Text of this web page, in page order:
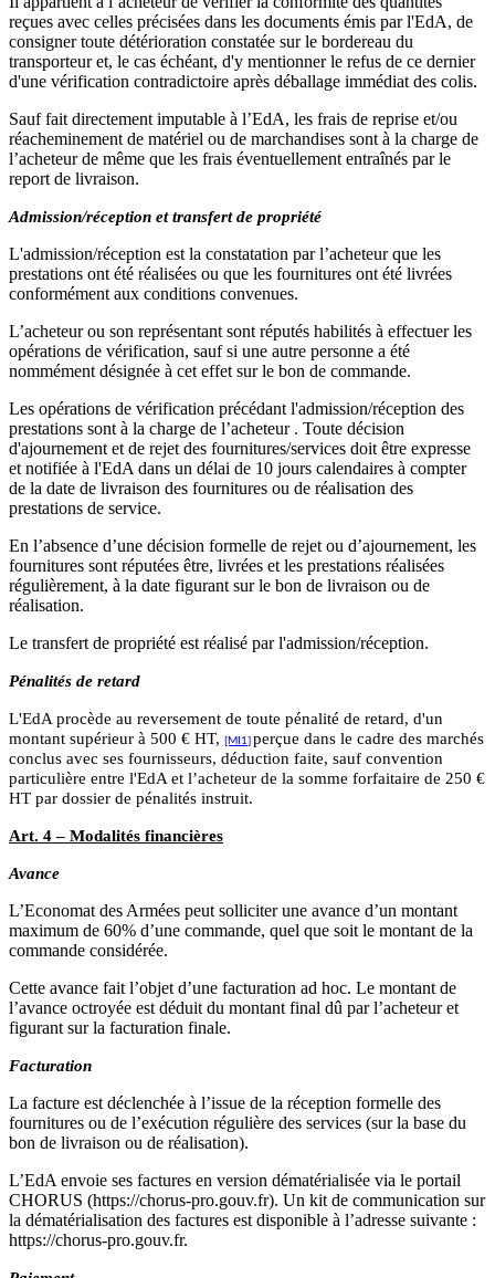
reçues avec celles précisées dans les documents émis par l'EdA, de
consigner toute détérioration constatée sur le bordereau du
transporteur et, le cas échéant, d'y mentionner le refus de ce dernier
d'une vérification contradictoire après déballage immédiat des colis.
Sauf fait directement imputable à l’EdA, les frais de reprise et/ou
réacheminement de matériel ou de marchandises sont à la charge de
l’acheteur de même que les frais éventuellement entraînés par le
report de livraison.
Admission/réception et transfert de propriété
L'admission/réception est la constatation par l’acheteur que les
prestations ont été réalisées ou que les fournitures ont été livrées
conformément aux conditions convenues.
L’acheteur ou son représentant sont réputés habilités à effectuer les
opérations de vérification, sauf si une autre personne a été
nommément désignée à cet effet sur le bon de commande.
Les opérations de vérification précédant l'admission/réception des
prestations sont à la charge de l’acheteur . Toute décision
d'ajournement et de rejet des fournitures/services doit être expresse
et notifiée à l'EdA dans un délai de 10 jours calendaires à compter
de la date de livraison des fournitures ou de réalisation des
prestations de service.
En l’absence d’une décision formelle de rejet ou d’ajournement, les
fournitures sont réputées être, livrées et les prestations réalisées
régulièrement, à la date figurant sur le bon de livraison ou de
réalisation.
Le transfert de propriété est réalisé par l'admission/réception.
Pénalités de retard
L'EdA procède au reversement de toute pénalité de retard, d'un
montant supérieur à 500 € HT, [MI1] perçue dans le cadre des marchés
conclus avec ses fournisseurs, déduction faite, sauf convention
particulière entre l'EdA et l’acheteur de la somme forfaitaire de 250 €
HT par dossier de pénalités instruit.
Art. 4 – Modalités financières
Avance
L’Economat des Armées peut solliciter une avance d’un montant
maximum de 60% d’une commande, quel que soit le montant de la
commande considérée.
Cette avance fait l’objet d’une facturation ad hoc. Le montant de
l’avance octroyée est déduit du montant final dû par l’acheteur et
figurant sur la facturation finale.
Facturation
La facture est déclenchée à l’issue de la réception formelle des
fournitures ou de l’exécution régulière des services (sur la base du
bon de livraison ou de réalisation).
L’EdA envoie ses factures en version dématérialisée via le portail
CHORUS (https://chorus-pro.gouv.fr). Un kit de communication sur
la dématérialisation des factures est disponible à l’adresse suivante :
https://chorus-pro.gouv.fr.